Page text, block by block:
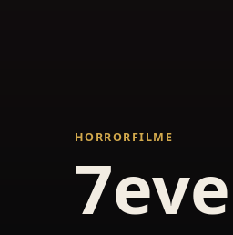
HORRORFILME